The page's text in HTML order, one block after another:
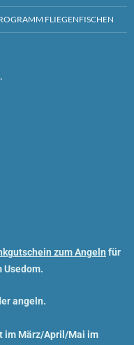
FLIEGENFISCHEN
zum Angeln für
Usedom.
angeln.
im März/April/Mai im